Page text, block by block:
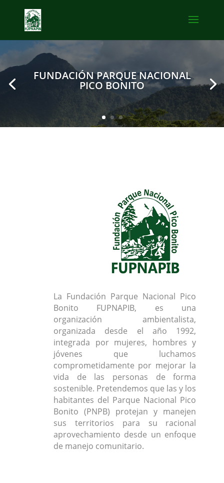
FUNDACIÓN PARQUE NACIONAL
PICO BONITO
La Fundación Parque Nacional Pico
Bonito FUPNAPIB, es una
organización ambientalista,
organizada desde el año 1992,
integrada por mujeres, hombres y
jóvenes que luchamos
comprometidamente por mejorar la
vida de las personas de forma
sostenible. Pretendemos que las y los
habitantes del Parque Nacional Pico
Bonito (PNPB) protejan y manejen
sus territorios para su racional
aprovechamiento desde un enfoque
de manejo comunitario.